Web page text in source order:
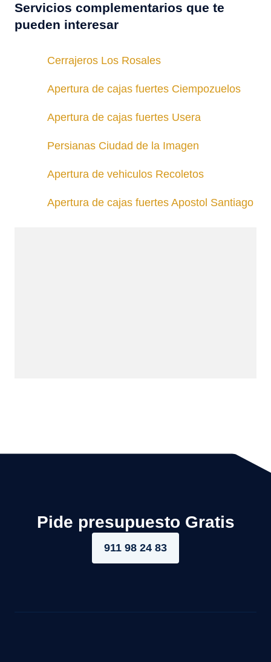
Servicios complementarios que te
pueden interesar
Cerrajeros Los Rosales
Apertura de cajas fuertes Ciempozuelos
Apertura de cajas fuertes Usera
Persianas Ciudad de la Imagen
Apertura de vehiculos Recoletos
Apertura de cajas fuertes Apostol Santiago
Pide presupuesto Gratis
911 98 24 83